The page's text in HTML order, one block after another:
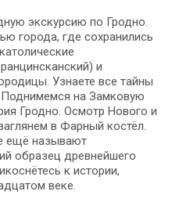
экскурсию по Гродно.
города, где сохранились
и
Узнаете все тайны
Поднимемся на Замковую
Гродно. Осмотр Нового и
в Фарный костёл.
ещё называют
образец древнейшего
к истории,
веке.